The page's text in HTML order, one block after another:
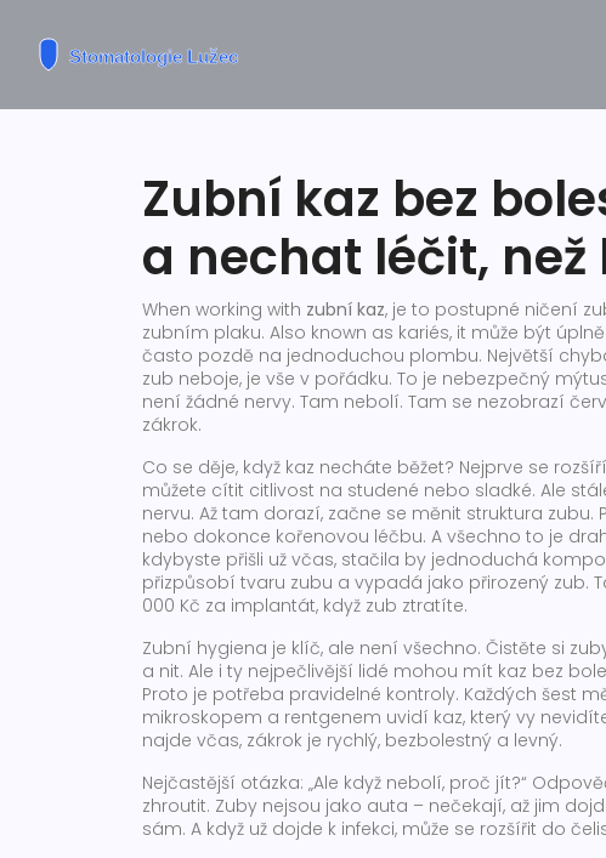
Zubní kaz bez
a nechat léčit, než
When working with zubní kaz, je to postupné ničení
zubním plaku. Also known as kariés, it může být
často pozdě na jednoduchou plombu. Největší
zub neboje, je vše v pořádku. To je nebezpečný
není žádné nervy. Tam nebolí. Tam se nezobrazí
zákrok.
Co se děje, když kaz necháte běžet? Nejprve se
můžete cítit citlivost na studené nebo sladké. Ale
nervu. Až tam dorazí, začne se měnit struktura zubu.
nebo dokonce kořenovou léčbu. A všechno to je
kdybyste přišli už včas, stačila by jednoduchá
přizpůsobí tvaru zubu a vypadá jako přirozený zub.
000 Kč za implantát, když zub ztratíte.
Zubní hygiena je klíč, ale není všechno. Čistěte si
a nit. Ale i ty nejpečlivější lidé mohou mít kaz bez
Proto je potřeba pravidelné kontroly. Každých šest
mikroskopem a rentgenem uvidí kaz, který vy
najde včas, zákrok je rychlý, bezbolestný a levný.
Nejčastější otázka: „Ale když nebolí, proč jít?“
zhroutit. Zuby nejsou jako auta – nečekají, až jim
sám. A když už dojde k infekci, může se rozšířit do